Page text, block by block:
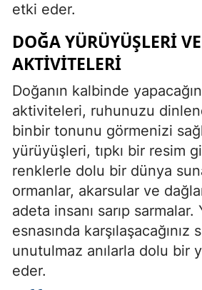
etki eder.
DOĞA YÜRÜYÜŞLERI
AKTIVITELERI
Doğanın kalbinde
aktiviteleri, ruhunuzu
binbir tonunu görmenizi
yürüyüşleri, tıpkı bir resim
renklerle dolu bir dünya
ormanlar, akarsular ve
adeta insanı sarıp sarmalar.
esnasında karşılaşacağınız
unutulmaz anılarla dolu bir
eder.